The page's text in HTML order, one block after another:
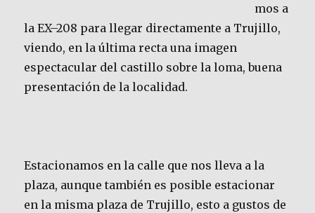
mos a
la EX–208 para llegar directamente a Trujillo,
viendo, en la última recta una imagen
espectacular del castillo sobre la loma, buena
presentación de la localidad.
Estacionamos en la calle que nos lleva a la
plaza, aunque también es posible estacionar
en la misma plaza de Trujillo, esto a gustos de